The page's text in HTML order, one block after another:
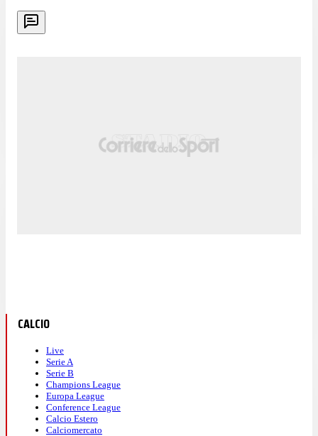
CALCIO
Live
Serie A
Serie B
Champions League
Europa League
Conference League
Calcio Estero
Calciomercato